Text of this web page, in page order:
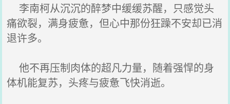
李南柯从沉沉的醉梦中缓缓苏醒，只感觉头
痛欲裂，满身疲惫，但心中那份狂躁不安却已消
退许多。
他不再压制肉体的超凡力量，随着强悍的身
体机能复苏，头疼与疲惫飞快消逝。